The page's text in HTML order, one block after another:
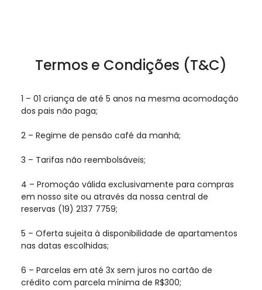
Termos e Condições (T&C)
1 – 01 criança de até 5 anos na mesma acomodação
dos pais não paga;
2 – Regime de pensão café da manhã;
3 – Tarifas não reembolsáveis;
4 – Promoção válida exclusivamente para compras
em nosso site ou através da nossa central de
reservas (19) 2137 7759;
5 – Oferta sujeita à disponibilidade de apartamentos
nas datas escolhidas;
6 – Parcelas em até 3x sem juros no cartão de
crédito com parcela mínima de R$300;